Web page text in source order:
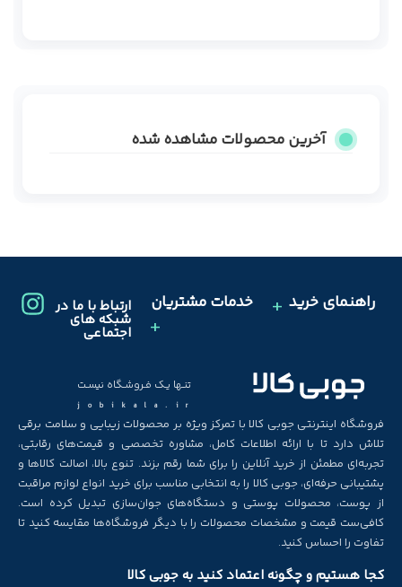
آخرین محصولات مشاهده شده
راهنمای خرید خدمات مشتریان ارتباط با ما در
شبکه های
اجتماعی
تنـها یـک فـروشـگاه نیسـت
jobikala.ir
فروشگاه اینترنتی جوبی کالا با تمرکز ویژه بر محصولات زیبایی و سلامت برقی
تلاش دارد تا با ارائه اطلاعات کامل، مشاوره تخصصی و قیمت‌های رقابتی،
تجربه‌ای مطمئن از خرید آنلاین را برای شما رقم بزند. تنوع بالا، اصالت کالاها و
پشتیبانی حرفه‌ای، جوبی کالا را به انتخابی مناسب برای خرید انواع لوازم مراقبت
از پوست، محصولات پوستی و دستگاه‌های جوان‌سازی تبدیل کرده است.
کافی‌ست قیمت و مشخصات محصولات را با دیگر فروشگاه‌ها مقایسه کنید تا
تفاوت را احساس کنید.
کجا هستیم و چگونه اعتماد کنید به جوبی کالا